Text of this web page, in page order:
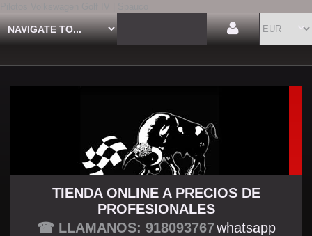
TU TIENDA TUNING
TIENDA ONLINE A PRECIOS DE
PROFESIONALES
☎ LLAMANOS: 918093767whatsapp